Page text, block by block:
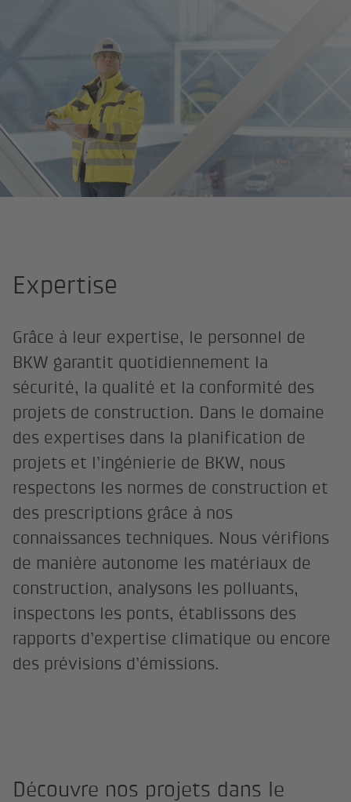
Expertise
Grâce à leur expertise, le personnel de
BKW garantit quotidiennement la
sécurité, la qualité et la conformité des
projets de construction. Dans le domaine
des expertises dans la planification de
projets et l’ingénierie de BKW, nous
respectons les normes de construction et
des prescriptions grâce à nos
connaissances techniques. Nous vérifions
de manière autonome les matériaux de
construction, analysons les polluants,
inspectons les ponts, établissons des
rapports d’expertise climatique ou encore
des prévisions d’émissions.
Découvre nos projets dans le